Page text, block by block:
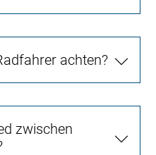
achten?
zwischen